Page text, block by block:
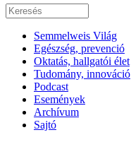
Semmelweis Világ
Egészség, prevenció
Oktatás, hallgatói élet
Tudomány, innováció
Podcast
Események
Archívum
Sajtó